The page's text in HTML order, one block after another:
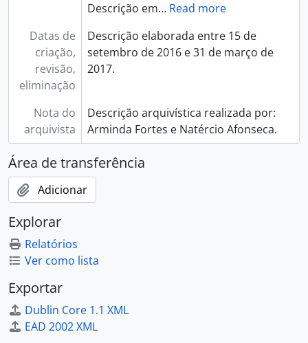
Descrição em… Read more
Datas de
criação,
revisão,
eliminação
Descrição elaborada entre 15 de
setembro de 2016 e 31 de março de
2017.
Nota do
arquivista
Descrição arquivística realizada por:
Arminda Fortes e Natércio Afonseca.
Área de transferência
Adicionar
Explorar
Relatórios
Ver como lista
Exportar
Dublin Core 1.1 XML
EAD 2002 XML